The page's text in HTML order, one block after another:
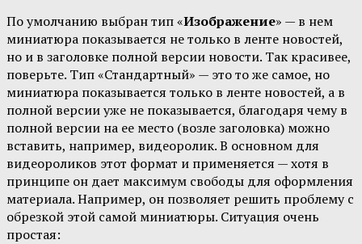
По умолчанию выбран тип «Изображение» — в нем
миниатюра показывается не только в ленте новостей,
но и в заголовке полной версии новости. Так красивее,
поверьте. Тип «Стандартный» — это то же самое, но
миниатюра показывается только в ленте новостей, а в
полной версии уже не показывается, благодаря чему в
полной версии на ее место (возле заголовка) можно
вставить, например, видеоролик. В основном для
видеороликов этот формат и применяется — хотя в
принципе он дает максимум свободы для оформления
материала. Например, он позволяет решить проблему с
обрезкой этой самой миниатюры. Ситуация очень
простая: